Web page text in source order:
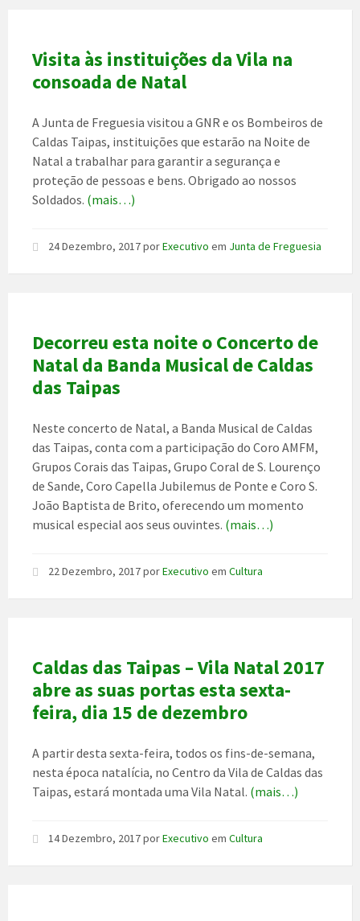
Visita às instituições da Vila na
consoada de Natal
A Junta de Freguesia visitou a GNR e os Bombeiros de
Caldas Taipas, instituições que estarão na Noite de
Natal a trabalhar para garantir a segurança e
proteção de pessoas e bens. Obrigado ao nossos
Soldados. (mais…)
24 Dezembro, 2017porExecutivo em Junta de Freguesia
Decorreu esta noite o Concerto de
Natal da Banda Musical de Caldas
das Taipas
Neste concerto de Natal, a Banda Musical de Caldas
das Taipas, conta com a participação do Coro AMFM,
Grupos Corais das Taipas, Grupo Coral de S. Lourenço
de Sande, Coro Capella Jubilemus de Ponte e Coro S.
João Baptista de Brito, oferecendo um momento
musical especial aos seus ouvintes. (mais…)
22 Dezembro, 2017porExecutivo em Cultura
Caldas das Taipas – Vila Natal 2017
abre as suas portas esta sexta-
feira, dia 15 de dezembro
A partir desta sexta-feira, todos os fins-de-semana,
nesta época natalícia, no Centro da Vila de Caldas das
Taipas, estará montada uma Vila Natal. (mais…)
14 Dezembro, 2017porExecutivo em Cultura